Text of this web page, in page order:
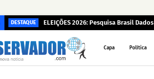
DESTAQUE ELEIÇÕES 2026: Pesquisa Brasil
Capa Política